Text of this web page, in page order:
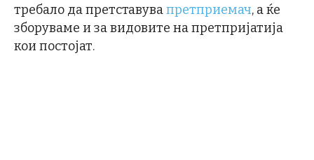
требало да претставувапретприемач, а ќе
зборуваме и за видовите на претпријатија
кои постојат.